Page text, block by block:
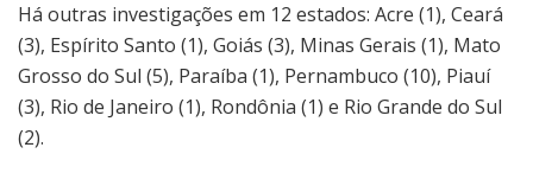
Há outras investigações em 12 estados: Acre (1), Ceará
(3), Espírito Santo (1), Goiás (3), Minas Gerais (1), Mato
Grosso do Sul (5), Paraíba (1), Pernambuco (10), Piauí
(3), Rio de Janeiro (1), Rondônia (1) e Rio Grande do Sul
(2).